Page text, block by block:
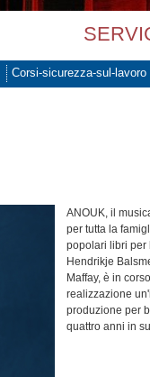
Corsi-sicurezza-sul-lavoro
ANOUK, il
per tutta la
popolari libri per
Hendrikje
Maffay, è in
realizzazione
produzione per
quattro anni in